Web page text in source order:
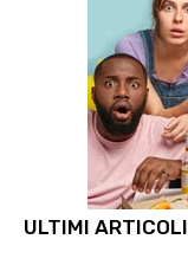
ULTIMI ARTICOLI